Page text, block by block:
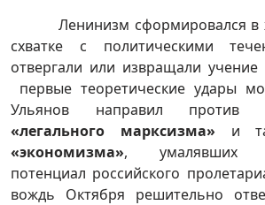
Ленинизм сформировался в
схватке с политическими
отвергали или извращали
первые теоретические удары
Ульянов направил против
«легального марксизма» и
«экономизма», умалявших
потенциал российского
вождь Октября решительно